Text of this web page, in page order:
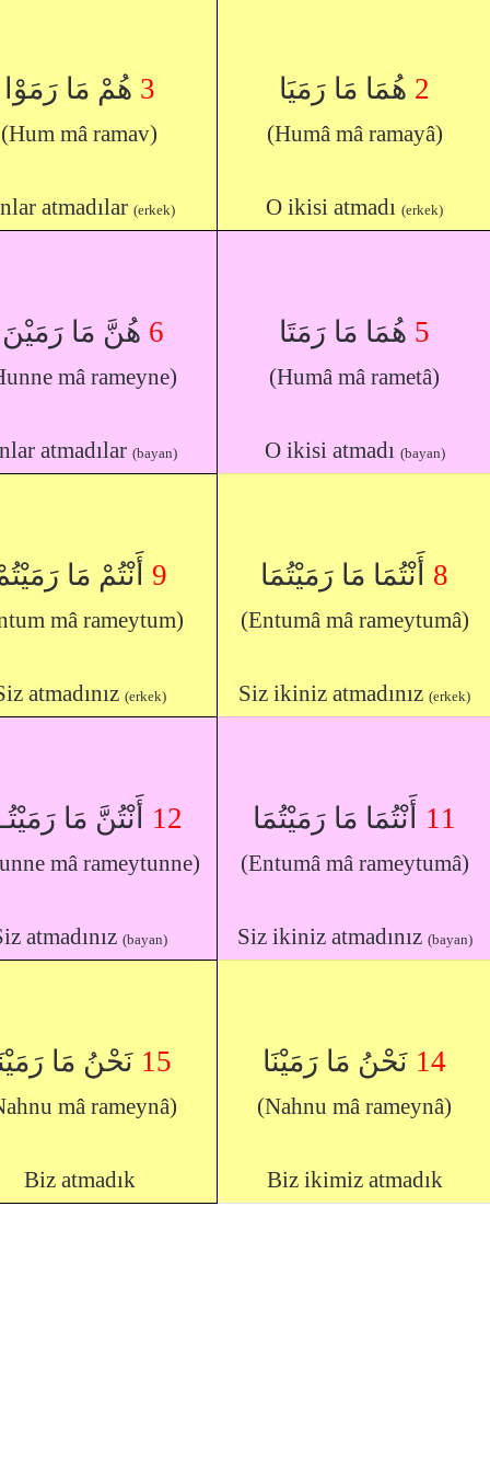
هُمْ مَا رَمَوْا 3
(Hum mâ ramav)
atmadılar(erkek)
هُمَا مَا رَمَيَا 2
(Humâ mâ ramayâ)
O ikisi atmadı(erkek)
هُنَّ مَا 6
mâ rameyne)
atmadılar (bayan)
هُمَا مَا رَمَتَا 5
(Humâ mâ rametâ)
O ikisi atmadı (bayan)
أَنْتُمْ مَا 9
mâ rameytum)
atmadınız (erkek)
أَنْتُمَا مَا رَمَيْتُمَا 8
(Entumâ mâ rameytumâ)
Siz ikiniz atmadınız(erkek)
أَنْتُنَّ مَا 12
mâ rameytunne)
atmadınız(bayan)
أَنْتُمَا مَا رَمَيْتُمَا 11
(Entumâ mâ rameytumâ)
Siz ikiniz atmadınız (bayan)
نَحْنُ مَا 15
mâ rameynâ)
Biz atmadık
نَحْنُ مَا رَمَيْنَا 14
(Nahnu mâ rameynâ)
Biz ikimiz atmadık